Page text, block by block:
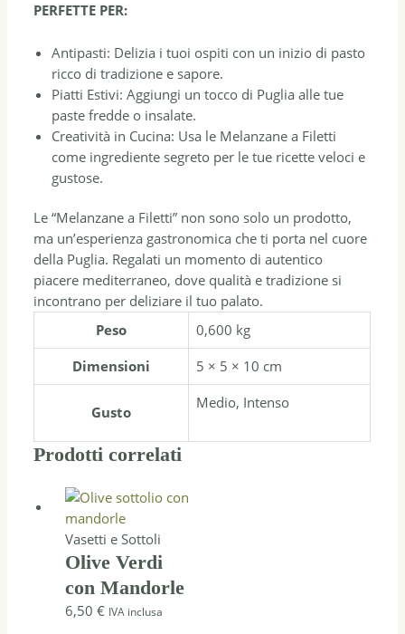
PERFETTE PER:
Antipasti: Delizia i tuoi ospiti con un inizio di pasto
ricco di tradizione e sapore.
Piatti Estivi: Aggiungi un tocco di Puglia alle tue
paste fredde o insalate.
Creatività in Cucina: Usa le Melanzane a Filetti
come ingrediente segreto per le tue ricette veloci e
gustose.
Le “Melanzane a Filetti” non sono solo un prodotto,
ma un’esperienza gastronomica che ti porta nel cuore
della Puglia. Regalati un momento di autentico
piacere mediterraneo, dove qualità e tradizione si
incontrano per deliziare il tuo palato.
Peso
0,600 kg
Dimensioni
5 × 5 × 10 cm
Gusto
Medio, Intenso
Prodotti correlati
Vasetti e Sottoli
Olive Verdi
con Mandorle
6,50 € IVA inclusa